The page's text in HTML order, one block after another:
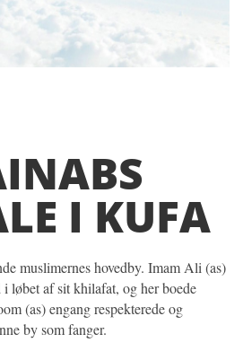
I KUFA
muslimernes hovedby. Imam Ali (as)
løbet af sit khilafat, og her boede
(as) engang respekterede og
by som fanger.